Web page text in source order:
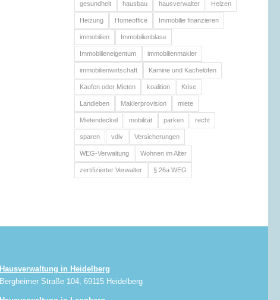
gesundheit hausbau hausverwalter Heizen
Heizung Homeoffice Immobilie finanzieren
immobilien Immobilienblase
Immobilieneigentum immobilienmakler
immobilienwirtschaft Kamine und Kachelöfen
Kaufen oder Mieten koalition Krise
Landleben Maklerprovision miete
Mietendeckel mobilität parken recht
sparen vdiv Versicherungen
WEG-Verwaltung Wohnen im Alter
zertifizierter Verwalter § 26a WEG
Hausverwaltung in Heidelberg
Bergheimer Straße 104, 69115 Heidelberg